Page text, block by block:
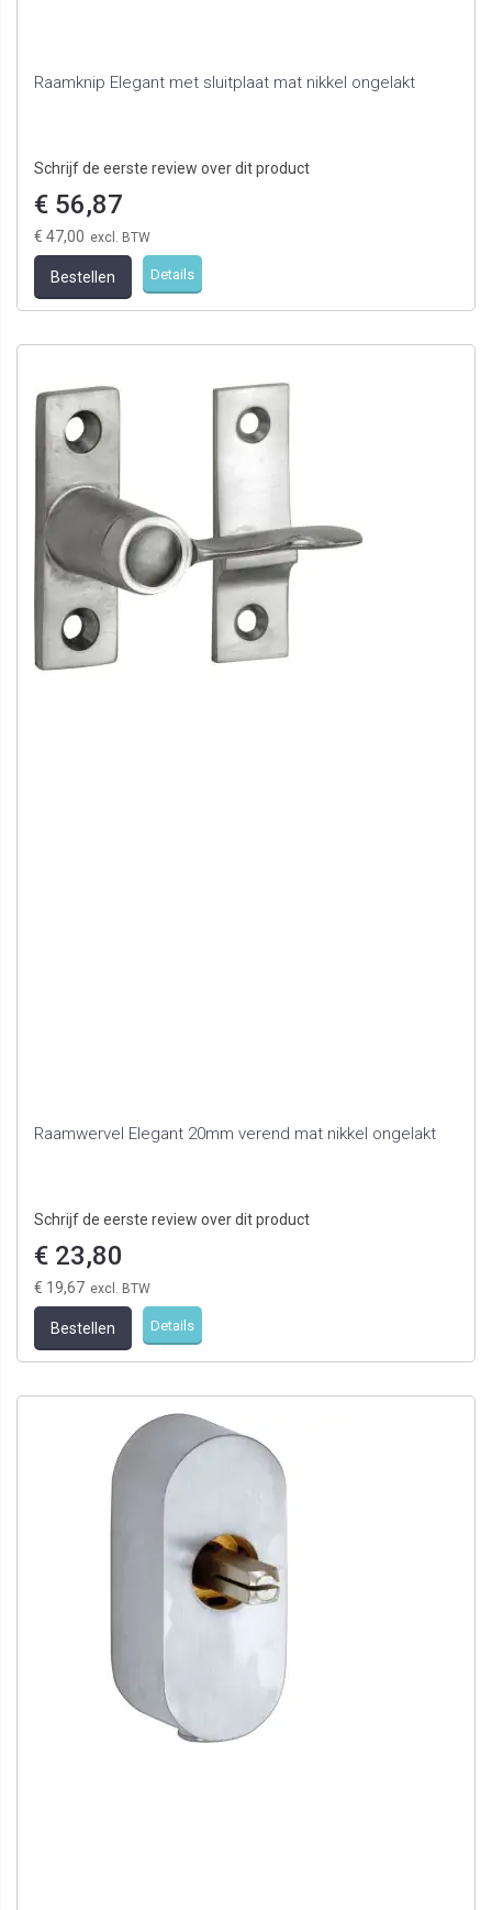
Raamknip Elegant met sluitplaat mat nikkel ongelakt
Schrijf de eerste review over dit product
€ 56,87
€ 47,00
Bestellen Details
Raamwervel Elegant 20mm verend mat nikkel ongelakt
Schrijf de eerste review over dit product
€ 23,80
€ 19,67
Bestellen Details